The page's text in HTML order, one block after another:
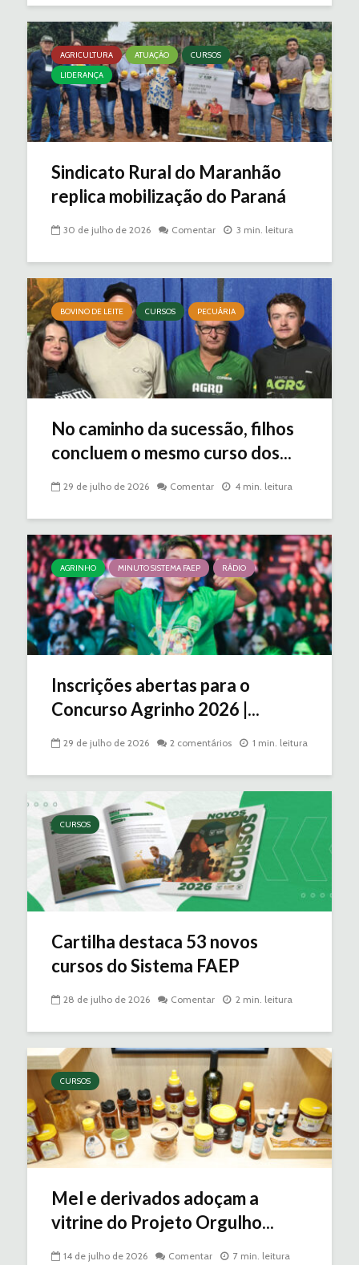
AGRICULTURA ATUAÇÃO
CURSOS
LIDERANÇA
Sindicato Rural do Maranhão
replica mobilização do Paraná
30 de julho de 2026 Comentar 3 min. leitura
BOVINO DE LEITE CURSOS PECUÁRIA
No caminho da sucessão, filhos
concluem o mesmo curso dos...
29 de julho de 2026 Comentar 4 min. leitura
AGRINHO MINUTO SISTEMA FAEP RÁDIO
Inscrições abertas para o
Concurso Agrinho 2026 |...
29 de julho de 2026 2 comentários 1 min. leitura
CURSOS
Cartilha destaca 53 novos
cursos do Sistema FAEP
28 de julho de 2026 Comentar 2 min. leitura
CURSOS
Mel e derivados adoçam a
vitrine do Projeto Orgulho...
14 de julho de 2026 Comentar 7 min. leitura